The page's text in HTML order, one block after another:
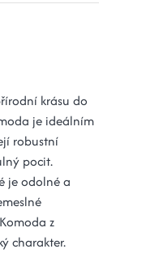
krásu do
je ideálním
robustní
pocit.
je odolné a
z
charakter.